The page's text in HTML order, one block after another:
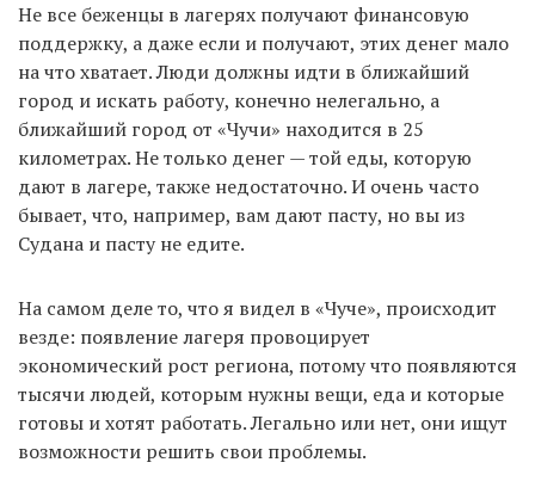
Не все беженцы в лагерях получают финансовую
поддержку, а даже если и получают, этих денег мало
на что хватает. Люди должны идти в ближайший
город и искать работу, конечно нелегально, а
ближайший город от «Чучи» находится в 25
километрах. Не только денег — той еды, которую
дают в лагере, также недостаточно. И очень часто
бывает, что, например, вам дают пасту, но вы из
Судана и пасту не едите.
На самом деле то, что я видел в «Чуче», происходит
везде: появление лагеря провоцирует
экономический рост региона, потому что появляются
тысячи людей, которым нужны вещи, еда и которые
готовы и хотят работать. Легально или нет, они ищут
возможности решить свои проблемы.